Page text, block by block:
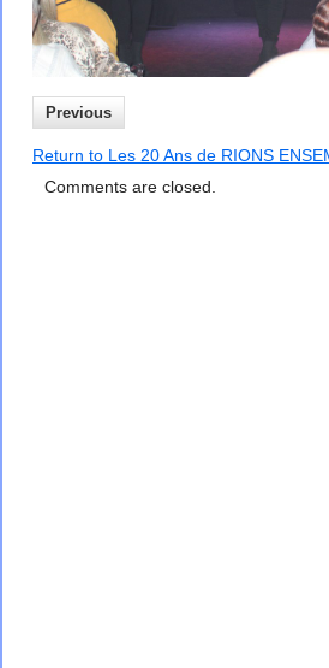
Previous
Return to Les 20 Ans de RIONS
Comments are closed.